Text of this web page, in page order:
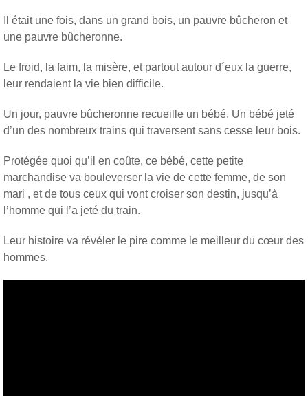
Il était une fois, dans un grand bois, un pauvre bûcheron et
une pauvre bûcheronne.
Le froid, la faim, la misère, et partout autour d´eux la guerre,
leur rendaient la vie bien difficile.
Un jour, pauvre bûcheronne recueille un bébé. Un bébé jeté
d’un des nombreux trains qui traversent sans cesse leur bois.
Protégée quoi qu’il en coûte, ce bébé, cette petite
marchandise va bouleverser la vie de cette femme, de son
mari , et de tous ceux qui vont croiser son destin, jusqu’à
l’homme qui l’a jeté du train.
Leur histoire va révéler le pire comme le meilleur du cœur des
hommes.